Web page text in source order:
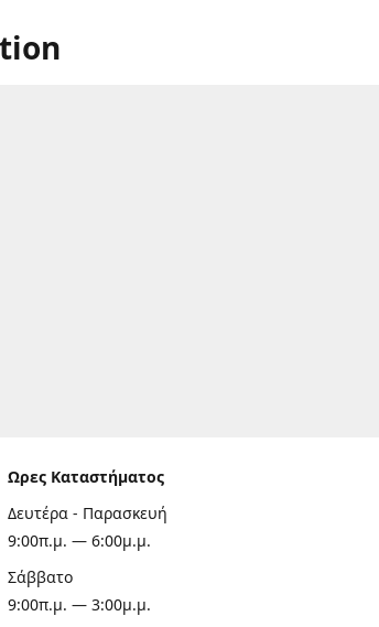
Ωρες Καταστήματος
Δευτέρα - Παρασκευή
9:00π.μ. — 6:00μ.μ.
Σάββατο
9:00π.μ. — 3:00μ.μ.